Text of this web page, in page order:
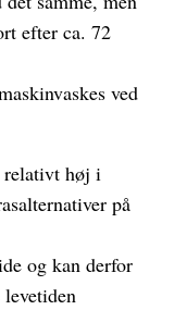
efter ca. 72
ved
relativt høj i
på
og kan derfor